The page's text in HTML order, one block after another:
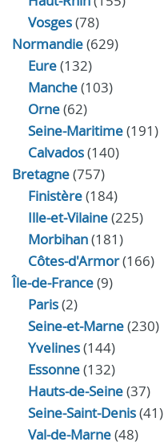
Vosges(78)
Normandie(629)
Eure(132)
Manche(103)
Orne(62)
Seine-Maritime(191)
Calvados(140)
Bretagne(757)
Finistère(184)
Ille-et-Vilaine(225)
Morbihan(181)
Côtes-d'Armor(166)
Île-de-France(9)
Paris(2)
Seine-et-Marne(230)
Yvelines(144)
Essonne(132)
Hauts-de-Seine(37)
Seine-Saint-Denis(41)
Val-de-Marne(48)